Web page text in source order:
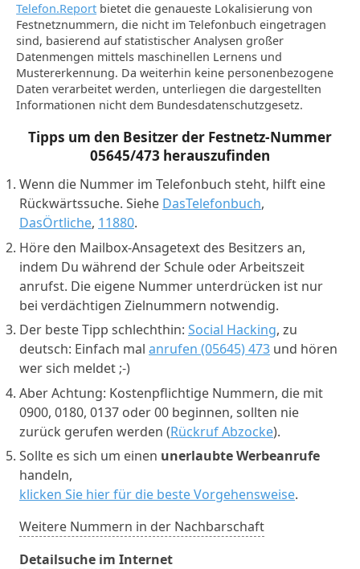
Telefon.Report bietet die genaueste Lokalisierung von
Festnetznummern, die nicht im Telefonbuch eingetragen
sind, basierend auf statistischer Analysen großer
Datenmengen mittels maschinellen Lernens und
Mustererkennung. Da weiterhin keine personenbezogene
Daten verarbeitet werden, unterliegen die dargestellten
Informationen nicht dem Bundesdatenschutzgesetz.
Tipps um den Besitzer der Festnetz-Nummer
05645/473 herauszufinden
Wenn die Nummer im Telefonbuch steht, hilft eine
Rückwärtssuche. Siehe DasTelefonbuch,
DasÖrtliche, 11880.
Höre den Mailbox-Ansagetext des Besitzers an,
indem Du während der Schule oder Arbeitszeit
anrufst. Die eigene Nummer unterdrücken ist nur
bei verdächtigen Zielnummern notwendig.
Der beste Tipp schlechthin: Social Hacking, zu
deutsch: Einfach mal anrufen (05645) 473 und hören
wer sich meldet ;-)
Aber Achtung: Kostenpflichtige Nummern, die mit
0900, 0180, 0137 oder 00 beginnen, sollten nie
zurück gerufen werden (Rückruf Abzocke).
Sollte es sich um einen unerlaubte Werbeanrufe
handeln,
klicken Sie hier für die beste Vorgehensweise.
Weitere Nummern in der Nachbarschaft
Detailsuche im Internet